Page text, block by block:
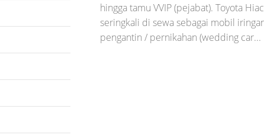
hingga tamu VVIP (pejabat). Toyota
seringkali di sewa sebagai mobil
pengantin / pernikahan (wedding car...